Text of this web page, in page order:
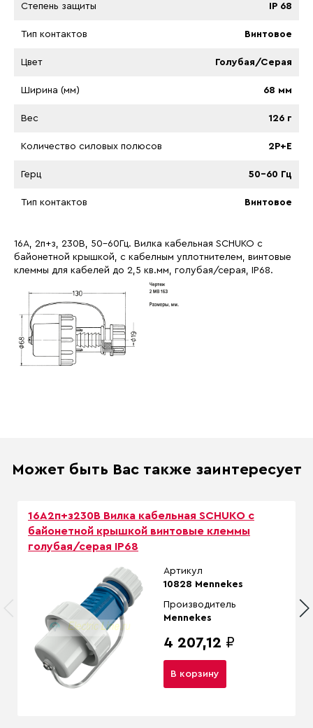
Степень защиты IP 68
Тип контактов Винтовое
Цвет Голубая/Серая
Ширина (мм) 68 мм
Вес 126 г
Количество силовых полюсов 2P+E
Герц 50-60 Гц
Тип контактов Винтовое
16A, 2п+з, 230B, 50-60Гц. Вилка кабельная SCHUKO с
байонетной крышкой, с кабелным уплотнителем, винтовые
клеммы для кабелей до 2,5 кв.мм, голубая/серая, IP68.
Может быть Вас также заинтересует
16A2п+з230B Вилка кабельная SCHUKO с
байонетной крышкой винтовые клеммы
голубая/серая IP68
Артикул
10828 Mennekes
Производитель
Mennekes
4 207,12 ₽
В корзину